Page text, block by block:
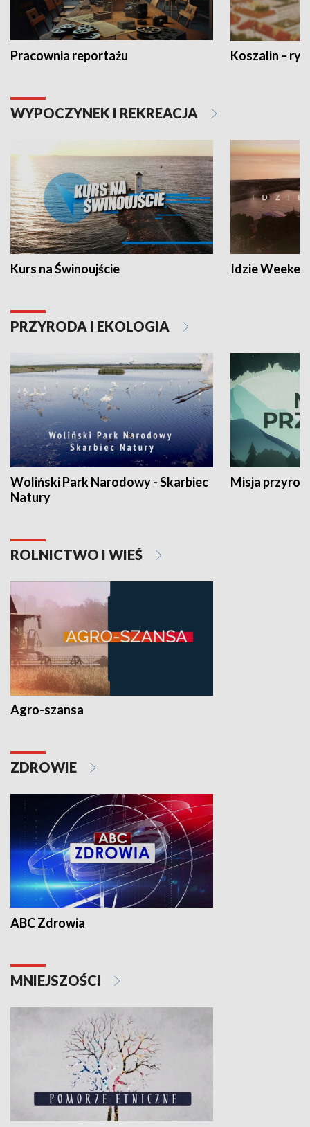
Pracownia reportażu Koszalin –
WYPOCZYNEK I REKREACJA
Kurs na Świnoujście Idzie
PRZYRODA I EKOLOGIA
Woliński Park Narodowy - Skarbiec
Natury
Misja
ROLNICTWO I WIEŚ
Agro-szansa
ZDROWIE
ABC Zdrowia
MNIEJSZOŚCI